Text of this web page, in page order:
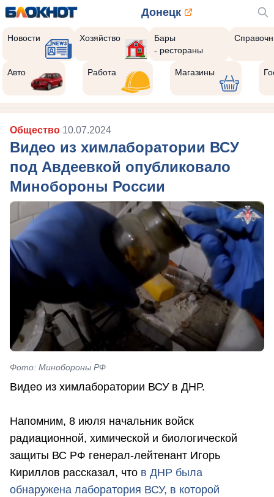
Донецк
Новости Хозяйство
Бары
- рестораны
Авто Работа Магазины
Общество 10.07.2024
Видео из химлаборатории ВСУ
под Авдеевкой опубликовало
Минобороны России
Фото: Минобороны РФ
Видео из химлаборатории ВСУ в ДНР.
Напомним, 8 июля начальник войск
радиационной, химической и биологической
защиты ВС РФ генерал-лейтенант Игорь
Кириллов рассказал, что в ДНР была
обнаружена лаборатория ВСУ, в которой